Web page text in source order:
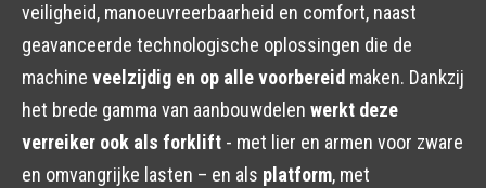
veiligheid, manoeuvreerbaarheid en comfort, naast
geavanceerde technologische oplossingen die de
machine veelzijdig en op alle voorbereid maken. Dankzij
het brede gamma van aanbouwdelen werkt deze
verreiker ook als forklift - met lier en armen voor zware
en omvangrijke lasten – en als platform, met